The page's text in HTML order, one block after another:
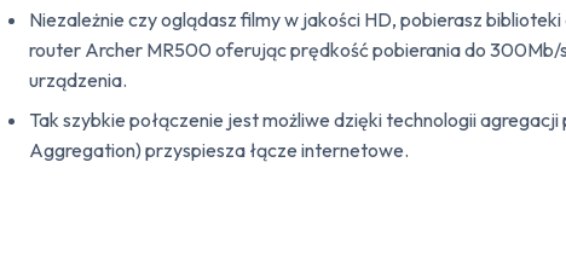
Niezależnie czy oglądasz filmy w jakości HD, pobierasz
router Archer MR500 oferując prędkość pobierania do 300Mb/
urządzenia.
Tak szybkie połączenie jest możliwe dzięki technologii
Aggregation) przyspiesza łącze internetowe.